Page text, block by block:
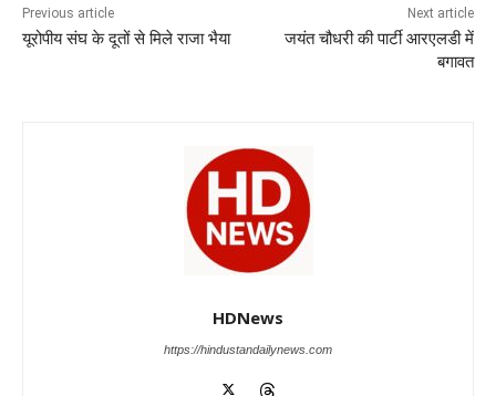
o
o
p
p
n
m
Previous article
यूरोपीय संघ के दूतों से मिले राजा भैया
Next article
जयंत चौधरी की पार्टी आरएलडी में
बगावत
HDNews
https://hindustandailynews.com